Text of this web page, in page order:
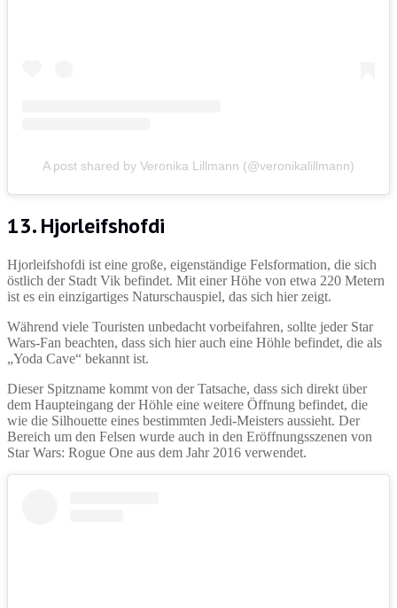
A post shared by Veronika Lillmann (@veronikalillmann)
13. Hjorleifshofdi
Hjorleifshofdi ist eine große, eigenständige Felsformation, die sich
östlich der Stadt Vik befindet. Mit einer Höhe von etwa 220 Metern
ist es ein einzigartiges Naturschauspiel, das sich hier zeigt.
Während viele Touristen unbedacht vorbeifahren, sollte jeder Star
Wars-Fan beachten, dass sich hier auch eine Höhle befindet, die als
„Yoda Cave“ bekannt ist.
Dieser Spitzname kommt von der Tatsache, dass sich direkt über
dem Haupteingang der Höhle eine weitere Öffnung befindet, die
wie die Silhouette eines bestimmten Jedi-Meisters aussieht. Der
Bereich um den Felsen wurde auch in den Eröffnungsszenen von
Star Wars: Rogue One aus dem Jahr 2016 verwendet.